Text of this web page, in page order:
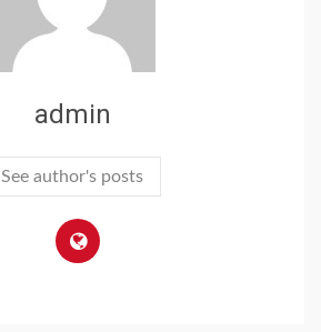
admin
See author's posts